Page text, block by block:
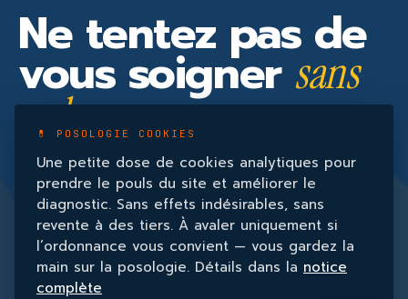
Ne tentez pas de
vous soigner sans
ordonnance
Parlez-moi de votre business. Je
prescris le traitement adapté. Le
diagnostic initial est gratuit
💊 POSOLOGIE COOKIES
Une petite dose de cookies analytiques pour
prendre le pouls du site et améliorer le
diagnostic. Sans effets indésirables, sans
revente à des tiers. À avaler uniquement si
l’ordonnance vous convient — vous gardez la
main sur la posologie. Détails dans la notice
complète